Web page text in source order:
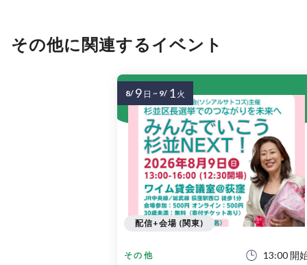
その他に関連するイベント
その他 13:00 開
配信+会場 (関東)
8/ 9 日 ~ 9/ 1 火